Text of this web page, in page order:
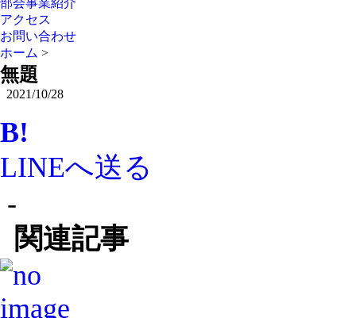
部会事業紹介
アクセス
お問い合わせ
ホーム >
無題
2021/10/28
B!
LINEへ送る
-
関連記事